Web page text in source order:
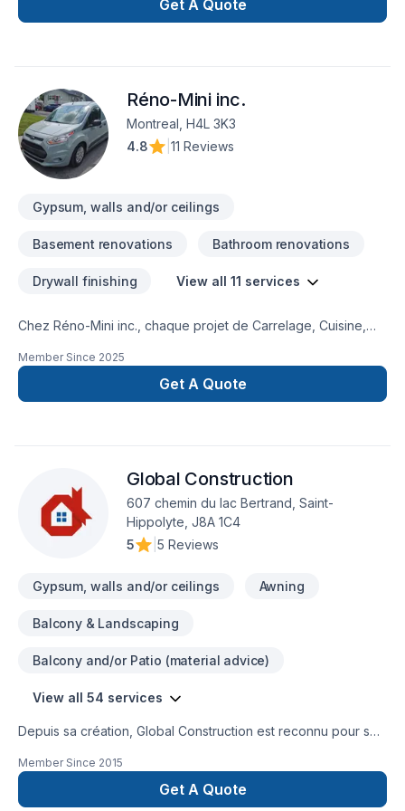
Get A Quote
Réno-Mini inc.
Montreal, H4L 3K3
4.8
11 Reviews
Gypsum, walls and/or ceilings
Basement renovations Bathroom renovations
Drywall finishing View all 11 services
Chez Réno-Mini inc., chaque projet de Carrelage, Cuisine,
l'occasion de démontrer notre engagement envers la qualité
Lanaudière,Laurentides,Laval,Montérégie,Montréal. Grâce à
satisfaction. Notre engagement est simple : offrir un service
d'exception, centré sur vos besoins et vos aspirations.
Member Since 2025
Get A Quote
Global Construction
607 chemin du lac Bertrand, Saint-
Hippolyte, J8A 1C4
5
5 Reviews
Gypsum, walls and/or ceilings Awning
Balcony & Landscaping
Balcony and/or Patio (material advice)
View all 54 services
Depuis sa création, Global Construction est reconnu pour son
sinistre, Armoires, Balcon, Balcon de bois, Carrelage,
Charpentier, Construction, Cuisine, Démolition, Escalier et
rampe, Foyer et poêle, Garage, Gypse, Margelle, Meubles,
Member Since 2015
Get A Quote